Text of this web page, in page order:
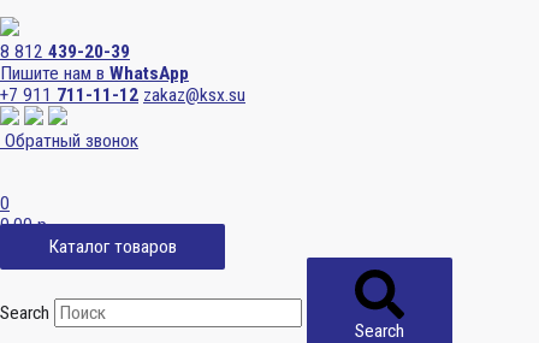
8 812 439-20-39
Пишите нам в WhatsApp
+7 911 711-11-12 zakaz@ksx.su
Обратный звонок
0
0,00р.
Каталог товаров
Search
Search